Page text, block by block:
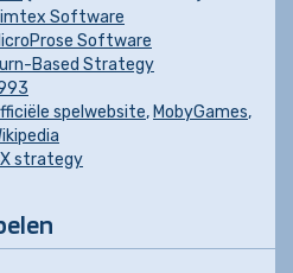
Software
Software
Based Strategy
spelwebsite, MobyGames,
strategy